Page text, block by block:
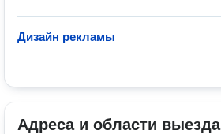
Дизайн рекламы
Адреса и области выезда